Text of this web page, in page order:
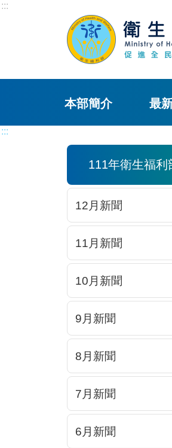
:::
本部簡介 最
:::
111年衛生福利
12月新聞
11月新聞
10月新聞
9月新聞
8月新聞
7月新聞
6月新聞